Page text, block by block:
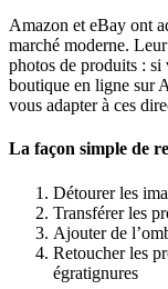
Amazon et eBay ont
marché moderne.
photos de produits :
boutique en ligne sur
vous adapter à ces
La façon simple de
Détourer les
Transférer les
Ajouter de
Retoucher les
égratignures